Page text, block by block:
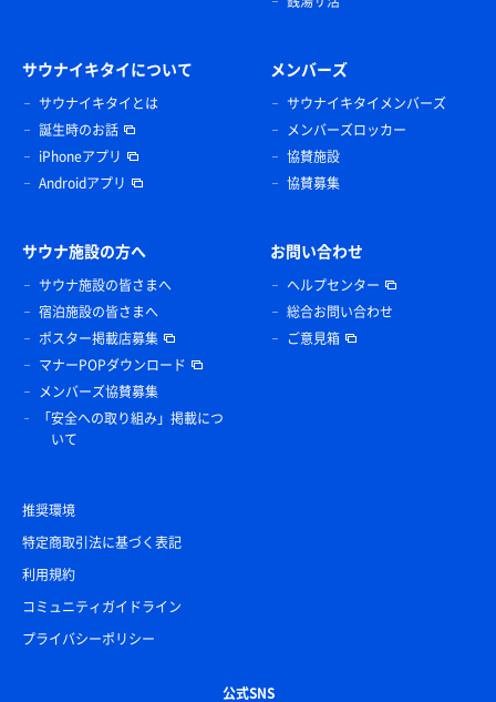
サウナイキタイについて
サウナイキタイとは
誕生時のお話
iPhoneアプリ
Androidアプリ
メンバーズ
サウナイキタイメンバーズ
メンバーズロッカー
協賛施設
協賛募集
サウナ施設の方へ
サウナ施設の皆さまへ
宿泊施設の皆さまへ
ポスター掲載店募集
マナーPOPダウンロード
メンバーズ協賛募集
「安全への取り組み」掲載につ
いて
お問い合わせ
ヘルプセンター
総合お問い合わせ
ご意見箱
推奨環境
特定商取引法に基づく表記
利用規約
コミュニティガイドライン
プライバシーポリシー
公式SNS